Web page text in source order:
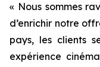
« Nous sommes
d’enrichir notre
pays, les clients
expérience